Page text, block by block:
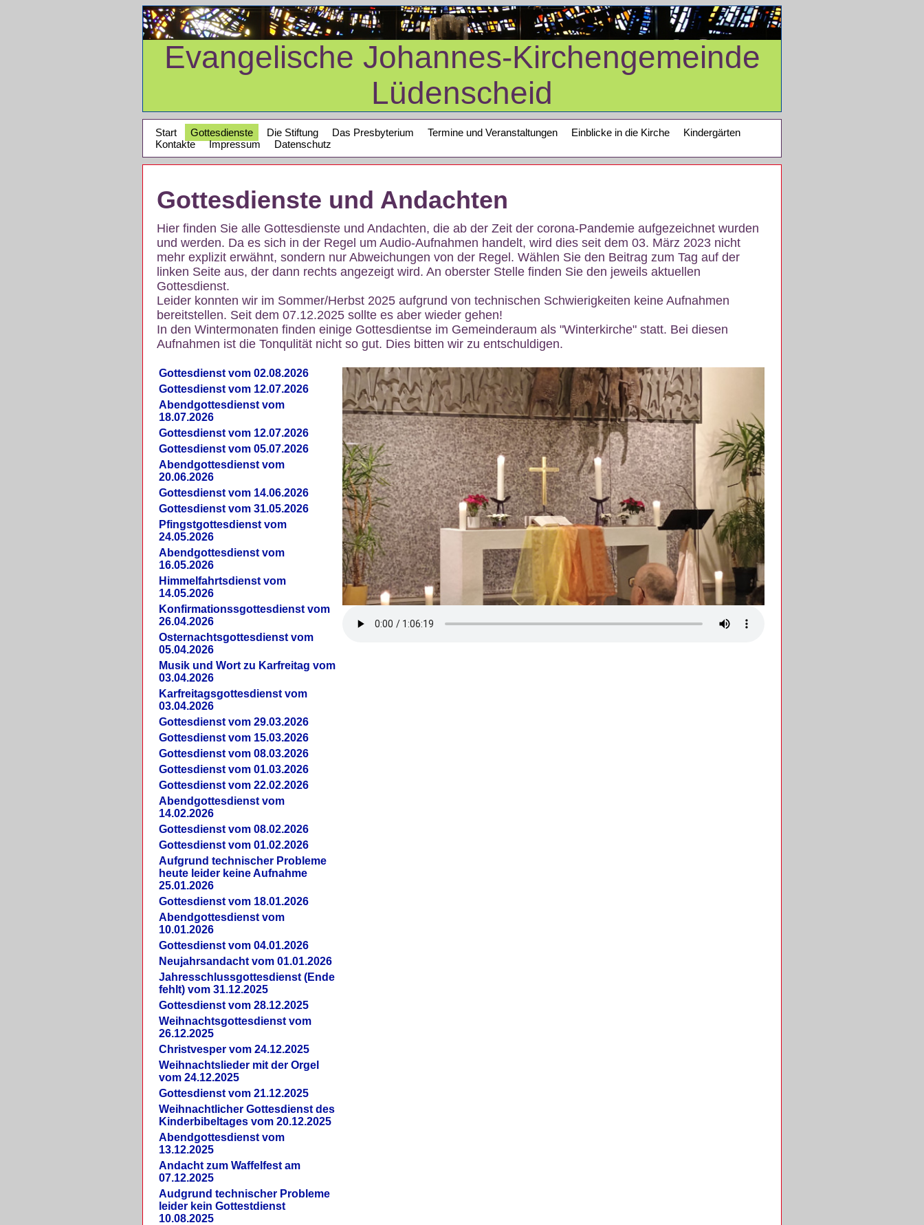
Evangelische Johannes-Kirchengemeinde
Lüdenscheid
Start Gottesdienste Die Stiftung Das Presbyterium Termine und Veranstaltungen Einblicke in die Kirche
Kindergärten
Kontakte
Impressum Datenschutz
Gottesdienste und Andachten
Hier finden Sie alle Gottesdienste und Andachten, die ab der Zeit der corona-Pandemie aufgezeichnet wurden
und werden. Da es sich in der Regel um Audio-Aufnahmen handelt, wird dies seit dem 03. März 2023 nicht
mehr explizit erwähnt, sondern nur Abweichungen von der Regel. Wählen Sie den Beitrag zum Tag auf der
linken Seite aus, der dann rechts angezeigt wird. An oberster Stelle finden Sie den jeweils aktuellen
Gottesdienst.
Leider konnten wir im Sommer/Herbst 2025 aufgrund von technischen Schwierigkeiten keine Aufnahmen
bereitstellen. Seit dem 07.12.2025 sollte es aber wieder gehen!
In den Wintermonaten finden einige Gottesdientse im Gemeinderaum als "Winterkirche" statt. Bei diesen
Aufnahmen ist die Tonqulität nicht so gut. Dies bitten wir zu entschuldigen.
Gottesdienst vom 02.08.2026
Gottesdienst vom 12.07.2026
Abendgottesdienst vom
18.07.2026
Gottesdienst vom 12.07.2026
Gottesdienst vom 05.07.2026
Abendgottesdienst vom
20.06.2026
Gottesdienst vom 14.06.2026
Gottesdienst vom 31.05.2026
Pfingstgottesdienst vom
24.05.2026
Abendgottesdienst vom
16.05.2026
Himmelfahrtsdienst vom
14.05.2026
Konfirmationssgottesdienst vom
26.04.2026
Osternachtsgottesdienst vom
05.04.2026
Musik und Wort zu Karfreitag vom
03.04.2026
Karfreitagsgottesdienst vom
03.04.2026
Gottesdienst vom 29.03.2026
Gottesdienst vom 15.03.2026
Gottesdienst vom 08.03.2026
Gottesdienst vom 01.03.2026
Gottesdienst vom 22.02.2026
Abendgottesdienst vom
14.02.2026
Gottesdienst vom 08.02.2026
Gottesdienst vom 01.02.2026
Aufgrund technischer Probleme
heute leider keine Aufnahme
25.01.2026
Gottesdienst vom 18.01.2026
Abendgottesdienst vom
10.01.2026
Gottesdienst vom 04.01.2026
Neujahrsandacht vom 01.01.2026
Jahresschlussgottesdienst (Ende
fehlt) vom 31.12.2025
Gottesdienst vom 28.12.2025
Weihnachtsgottesdienst vom
26.12.2025
Christvesper vom 24.12.2025
Weihnachtslieder mit der Orgel
vom 24.12.2025
Gottesdienst vom 21.12.2025
Weihnachtlicher Gottesdienst des
Kinderbibeltages vom 20.12.2025
Abendgottesdienst vom
13.12.2025
Andacht zum Waffelfest am
07.12.2025
Audgrund technischer Probleme
leider kein Gottestdienst
10.08.2025